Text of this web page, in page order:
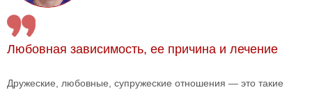
Любовная зависимость, ее причина и лечение
Дружеские, любовные, супружеские отношения — это такие